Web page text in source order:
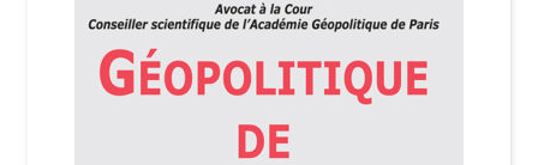
Livres de Philippe Randa
Login Customizer